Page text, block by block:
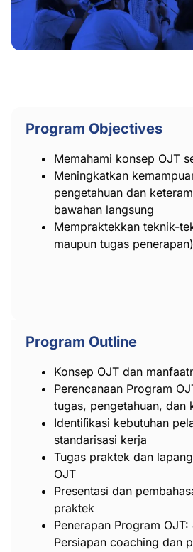
Program Objectives
Memahami konsep OJT
Meningkatkan
pengetahuan dan
bawahan langsung
Mempraktekkan teknik-
maupun tugas penerapan)
Program Outline
Konsep OJT dan
Perencanaan Program
tugas, pengetahuan, dan
Identiﬁkasi kebutuhan
standarisasi kerja
Tugas praktek dan
OJT
Presentasi dan
praktek
Penerapan Program
Persiapan coaching dan